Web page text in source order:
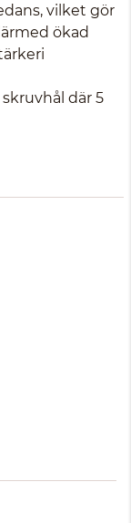
vilket gör
ökad
där 5